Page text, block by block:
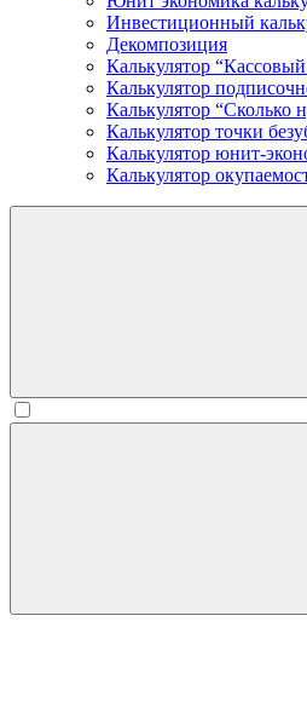
Инвестиционный
Декомпозиция
Калькулятор
Калькулятор
Калькулятор “Сколько
Калькулятор точки
Калькулятор юнит-
Калькулятор